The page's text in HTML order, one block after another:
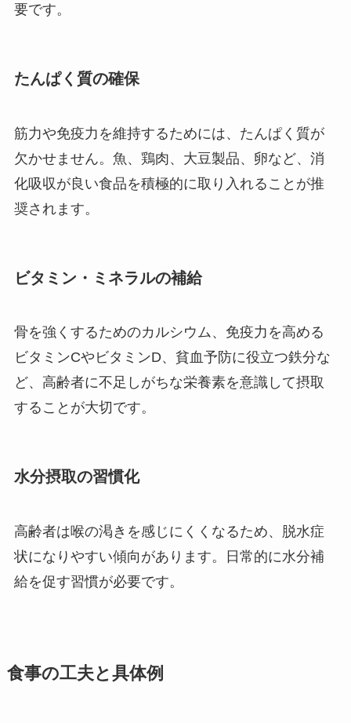
要です。
たんぱく質の確保
筋力や免疫力を維持するためには、たんぱく質が
欠かせません。魚、鶏肉、大豆製品、卵など、消
化吸収が良い食品を積極的に取り入れることが推
奨されます。
ビタミン・ミネラルの補給
骨を強くするためのカルシウム、免疫力を高める
ビタミンCやビタミンD、貧血予防に役立つ鉄分な
ど、高齢者に不足しがちな栄養素を意識して摂取
することが大切です。
水分摂取の習慣化
高齢者は喉の渇きを感じにくくなるため、脱水症
状になりやすい傾向があります。日常的に水分補
給を促す習慣が必要です。
食事の工夫と具体例